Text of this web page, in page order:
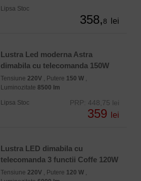
Lipsa Stoc
358,8 lei
Lustra Led moderna Astra
dimabila cu telecomanda 150W
Tensiune 220V , Putere 150 W ,
Luminozitate 8500 lm
Lipsa Stoc PRP: 448,75 lei
359 lei
Lustra LED dimabila cu
telecomanda 3 functii Coffe 120W
Tensiune 220V , Putere 120 W ,